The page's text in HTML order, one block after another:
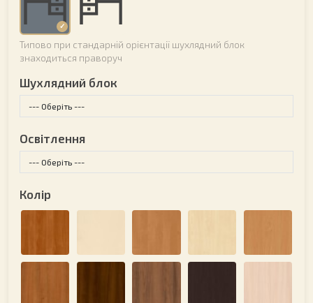
Типово при стандарній орієнтації шухлядний блок
знаходиться праворуч
Шухлядний блок
Освітлення
Колір